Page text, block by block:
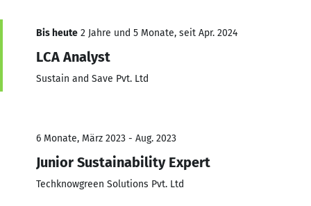
Bis heute 2 Jahre und 5 Monate, seit Apr. 2024
LCA Analyst
Sustain and Save Pvt. Ltd
6 Monate, März 2023 - Aug. 2023
Junior Sustainability Expert
Techknowgreen Solutions Pvt. Ltd